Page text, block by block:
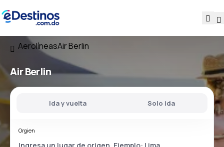
AerolíneasAir Berlin
Air Berlin
Ida y vuelta Solo ida
Orgien